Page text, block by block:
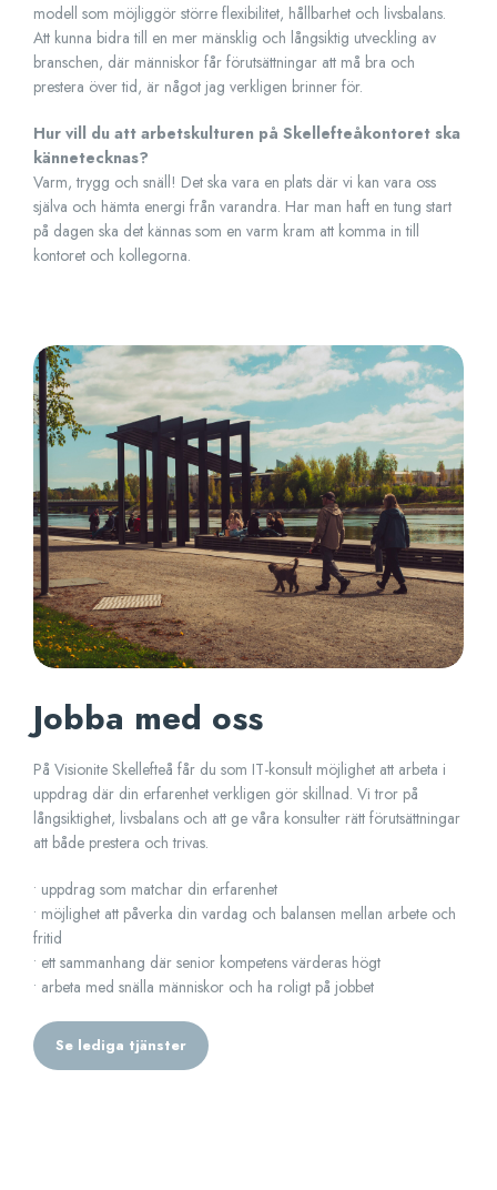
modell som möjliggör större flexibilitet, hållbarhet och livsbalans.
Att kunna bidra till en mer mänsklig och långsiktig utveckling av
branschen, där människor får förutsättningar att må bra och
prestera över tid, är något jag verkligen brinner för.
Hur vill du att arbetskulturen på Skellefteåkontoret ska
kännetecknas?
Varm, trygg och snäll! Det ska vara en plats där vi kan vara oss
själva och hämta energi från varandra. Har man haft en tung start
på dagen ska det kännas som en varm kram att komma in till
kontoret och kollegorna.
Jobba med oss
På Visionite Skellefteå får du som IT-konsult möjlighet att arbeta i
uppdrag där din erfarenhet verkligen gör skillnad. Vi tror på
långsiktighet, livsbalans och att ge våra konsulter rätt förutsättningar
att både prestera och trivas.
• uppdrag som matchar din erfarenhet
• möjlighet att påverka din vardag och balansen mellan arbete och
fritid
• ett sammanhang där senior kompetens värderas högt
• arbeta med snälla människor och ha roligt på jobbet
Se lediga tjänster